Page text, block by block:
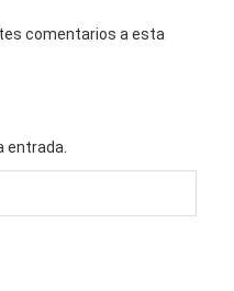
comentarios a esta
entrada.